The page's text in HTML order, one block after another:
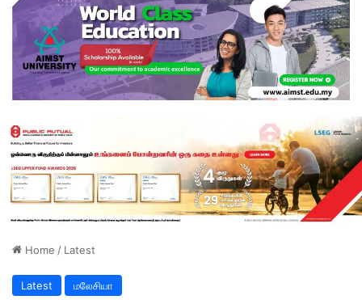
Home / Latest
Latest மலேசியா